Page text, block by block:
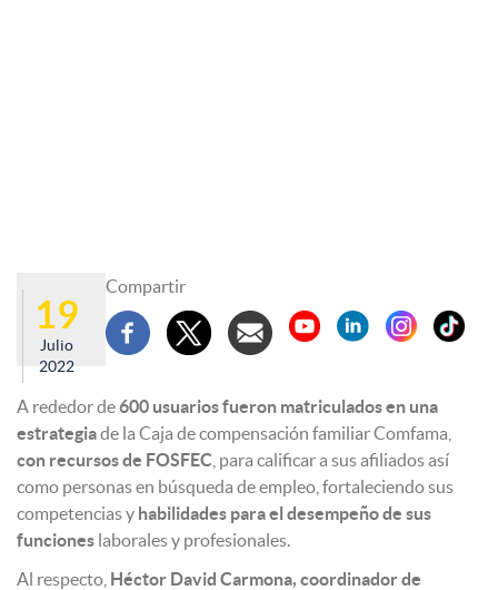
19
Julio
2022
Compartir
A rededor de600 usuarios fueron matriculados en una
estrategiade la Caja de compensación familiar Comfama,
con recursos de FOSFEC , para calificar a sus afiliados así
como personas en búsqueda de empleo, fortaleciendo sus
competencias y habilidades para el desempeño de sus
funciones laborales y profesionales.
Al respecto, Héctor David Carmona, coordinador de